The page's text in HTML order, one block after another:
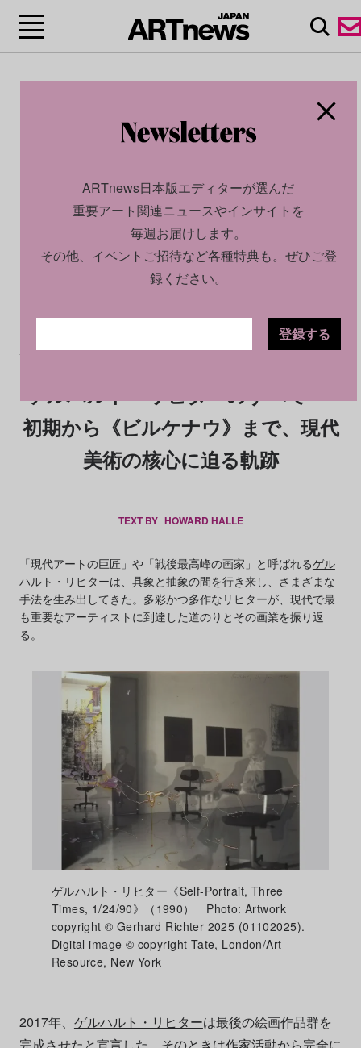
2025.10.28
ゲルハルト・リヒターのすべて──
初期から《ビルケナウ》まで、現代
美術の核心に迫る軌跡
TEXT BY HOWARD HALLE
「現代アートの巨匠」や「戦後最高峰の画家」と呼ばれるゲル
ハルト・リヒターは、具象と抽象の間を行き来し、さまざまな
手法を生み出してきた。多彩かつ多作なリヒターが、現代で最
も重要なアーティストに到達した道のりとその画業を振り返
る。
ゲルハルト・リヒター《Self-Portrait, Three
Times, 1/24/90》（1990） Photo: Artwork
copyright © Gerhard Richter 2025 (01102025).
Digital image © copyright Tate, London/Art
Resource, New York
2017年、 ゲルハルト・リヒターは最後の絵画作品群を
完成させたと宣言した。そのときは作家活動から完全に
ARTnews日本版エディターが選んだ
重要アート関連ニュースやインサイトを
毎週お届けします。
その他、イベントご招待など各種特典も。ぜひご登
録ください。
登録する